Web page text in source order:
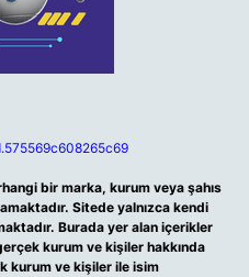
bir marka, kurum veya şahıs
Sitede yalnızca kendi
Burada yer alan içerikler
kurum ve kişiler hakkında
kurum ve kişiler ile isim